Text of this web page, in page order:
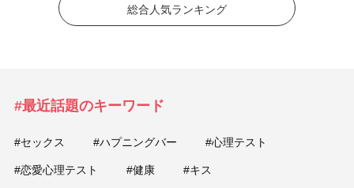
総合人気ランキング
#最近話題のキーワード
#セックス #ハプニングバー #心理テスト
#恋愛心理テスト #健康 #キス